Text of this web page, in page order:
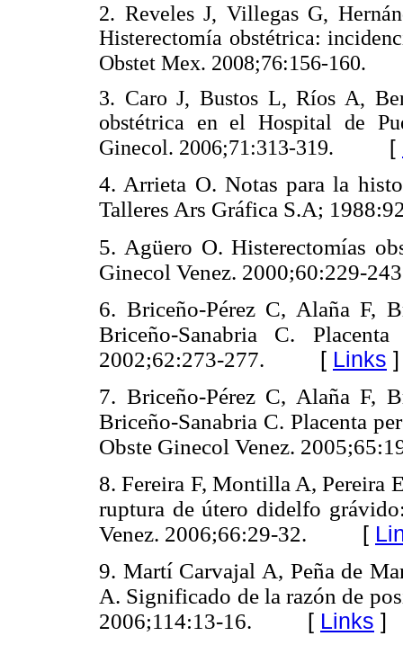
2. Reveles J, Villegas G,
Histerectomía obstétrica:
Obstet Mex. 2008;76:156-160.
3. Caro J, Bustos L, Ríos A,
obstétrica en el Hospital de
Ginecol. 2006;71:313-319.
[
4. Arrieta O. Notas para la
Talleres Ars Gráfica S.A;
5. Agüero O. Histerectomías
Ginecol Venez. 2000;60:229-
6. Briceño-Pérez C, Alaña F,
Briceño-Sanabria C.
2002;62:273-277.
[ Links ]
7. Briceño-Pérez C, Alaña F,
Briceño-Sanabria C. Placenta
Obste Ginecol Venez.
8. Fereira F, Montilla A, Pereira
ruptura de útero didelfo
Venez. 2006;66:29-32.
[
9. Martí Carvajal A, Peña de
A. Significado de la razón de
2006;114:13-16.
[ Links ]